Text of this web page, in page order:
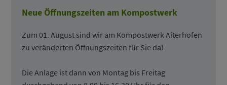
Neue Öffnungszeiten am Kompostwerk
Zum 01. August sind wir am Kompostwerk Aiterhofen
zu veränderten Öffnungszeiten für Sie da!
Die Anlage ist dann von Montag bis Freitag